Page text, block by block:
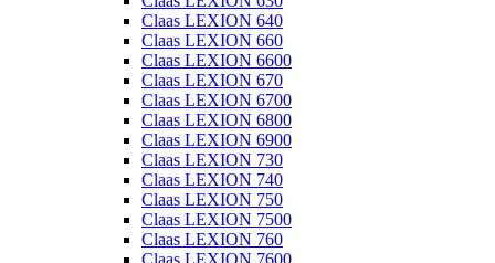
Claas LEXION 640
Claas LEXION 660
Claas LEXION 6600
Claas LEXION 670
Claas LEXION 6700
Claas LEXION 6800
Claas LEXION 6900
Claas LEXION 730
Claas LEXION 740
Claas LEXION 750
Claas LEXION 7500
Claas LEXION 760
Claas LEXION 7600